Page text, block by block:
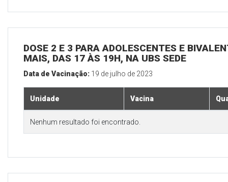
DOSE 2 E 3 PARA ADOLESCENTES E
MAIS, DAS 17 ÀS 19H, NA UBS SEDE
Data de Vacinação: 19 de julho de 2023
Unidade Vacina
Nenhum resultado foi encontrado.